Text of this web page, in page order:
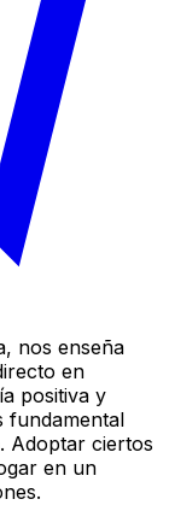
nos enseña
en
positiva y
fundamental
Adoptar ciertos
en un